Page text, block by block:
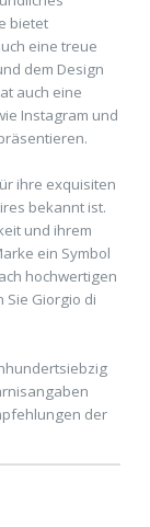
bietet
eine treue
dem Design
auch eine
Instagram und
ihre exquisiten
bekannt ist.
und ihrem
ein Symbol
hochwertigen
Sie Giorgio di
der